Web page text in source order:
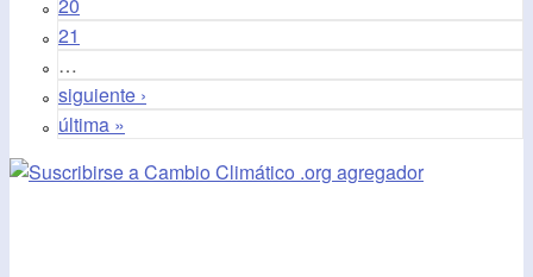
21
…
siguiente ›
última »